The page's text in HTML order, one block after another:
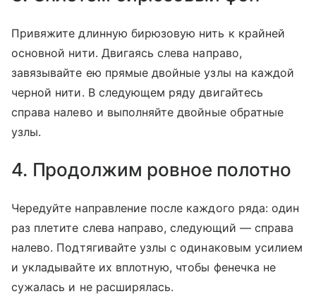
Привяжите длинную бирюзовую нить к крайней
основной нити. Двигаясь слева направо,
завязывайте ею прямые двойные узлы на каждой
черной нити. В следующем ряду двигайтесь
справа налево и выполняйте двойные обратные
узлы.
4. Продолжим ровное полотно
Чередуйте направление после каждого ряда: один
раз плетите слева направо, следующий — справа
налево. Подтягивайте узлы с одинаковым усилием
и укладывайте их вплотную, чтобы фенечка не
сужалась и не расширялась.